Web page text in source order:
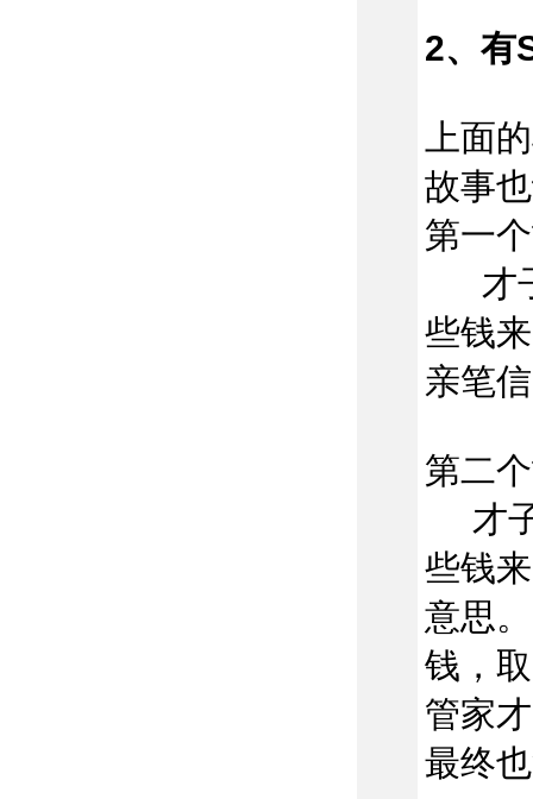
2、有
上面
故事
第一
才子
些钱
亲笔
第二
才子
些钱
意思
钱，
管家
最终